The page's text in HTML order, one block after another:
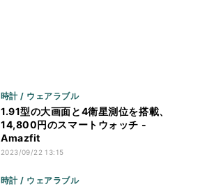
時計 / ウェアラブル
1.91型の大画面と4衛星測位を搭載、
14,800円のスマートウォッチ -
Amazfit
2023/09/22 13:15
時計 / ウェアラブル